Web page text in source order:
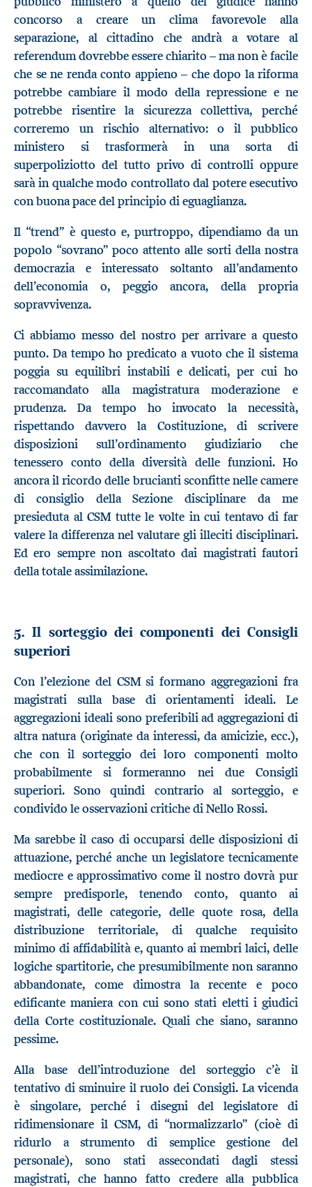
concorso a creare un clima favorevole alla
separazione, al cittadino che andrà a votare al
referendum dovrebbe essere chiarito – ma non è facile
che se ne renda conto appieno – che dopo la riforma
potrebbe cambiare il modo della repressione e ne
potrebbe risentire la sicurezza collettiva, perché
correremo un rischio alternativo: o il pubblico
ministero si trasformerà in una sorta di
superpoliziotto del tutto privo di controlli oppure
sarà in qualche modo controllato dal potere esecutivo
con buona pace del principio di eguaglianza.
Il “trend” è questo e, purtroppo, dipendiamo da un
popolo “sovrano” poco attento alle sorti della nostra
democrazia e interessato soltanto all’andamento
dell’economia o, peggio ancora, della propria
sopravvivenza.
Ci abbiamo messo del nostro per arrivare a questo
punto. Da tempo ho predicato a vuoto che il sistema
poggia su equilibri instabili e delicati, per cui ho
raccomandato alla magistratura moderazione e
prudenza. Da tempo ho invocato la necessità,
rispettando davvero la Costituzione, di scrivere
disposizioni sull’ordinamento giudiziario che
tenessero conto della diversità delle funzioni. Ho
ancora il ricordo delle brucianti sconfitte nelle camere
di consiglio della Sezione disciplinare da me
presieduta al CSM tutte le volte in cui tentavo di far
valere la differenza nel valutare gli illeciti disciplinari.
Ed ero sempre non ascoltato dai magistrati fautori
della totale assimilazione.
5. Il sorteggio dei componenti dei Consigli
superiori
Con l’elezione del CSM si formano aggregazioni fra
magistrati sulla base di orientamenti ideali. Le
aggregazioni ideali sono preferibili ad aggregazioni di
altra natura (originate da interessi, da amicizie, ecc.),
che con il sorteggio dei loro componenti molto
probabilmente si formeranno nei due Consigli
superiori. Sono quindi contrario al sorteggio, e
condivido le osservazioni critiche di Nello Rossi.
Ma sarebbe il caso di occuparsi delle disposizioni di
attuazione, perché anche un legislatore tecnicamente
mediocre e approssimativo come il nostro dovrà pur
sempre predisporle, tenendo conto, quanto ai
magistrati, delle categorie, delle quote rosa, della
distribuzione territoriale, di qualche requisito
minimo di affidabilità e, quanto ai membri laici, delle
logiche spartitorie, che presumibilmente non saranno
abbandonate, come dimostra la recente e poco
edificante maniera con cui sono stati eletti i giudici
della Corte costituzionale. Quali che siano, saranno
pessime.
Alla base dell’introduzione del sorteggio c’è il
tentativo di sminuire il ruolo dei Consigli. La vicenda
è singolare, perché i disegni del legislatore di
ridimensionare il CSM, di “normalizzarlo” (cioè di
ridurlo a strumento di semplice gestione del
personale), sono stati assecondati dagli stessi
magistrati, che hanno fatto credere alla pubblica